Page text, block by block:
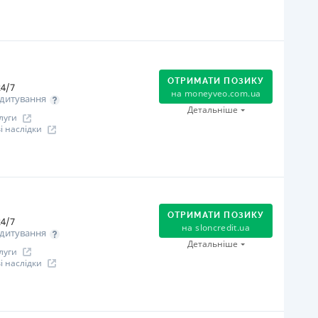
Онлайн (через сайт або інтернет-банкінг)
Через термінали Приватбанку
Через термінали самообслуговування
НБУ
7
ОТРИМАТИ ПОЗИКУ
на moneyveo.com.ua
Детальніше
Онлайн (через сайт або інтернет-банкінг)
Через термінали Приватбанку
Через відділення банків-партнерів
Через термінали самообслуговування
НБУ
7
ОТРИМАТИ ПОЗИКУ
на sloncredit.ua
Детальніше